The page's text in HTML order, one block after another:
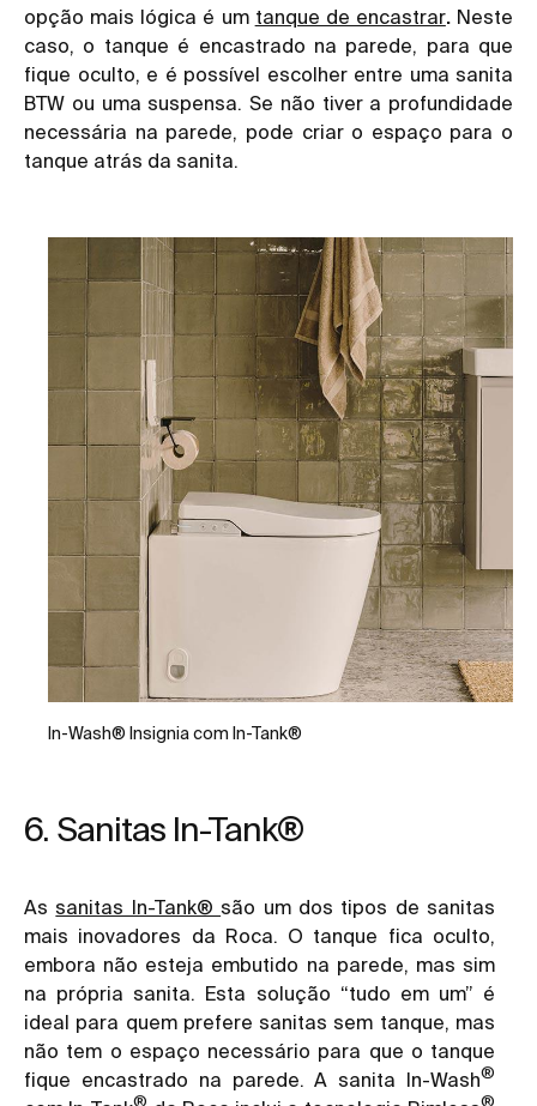
opção mais lógica é um tanque de encastrar. Neste
caso, o tanque é encastrado na parede, para que
fique oculto, e é possível escolher entre uma sanita
BTW ou uma suspensa. Se não tiver a profundidade
necessária na parede, pode criar o espaço para o
tanque atrás da sanita.
In-Wash® Insignia com In-Tank®
6. Sanitas In-Tank®
As sanitas In-Tank® são um dos tipos de sanitas
mais inovadores da Roca. O tanque fica oculto,
embora não esteja embutido na parede, mas sim
na própria sanita. Esta solução “tudo em um” é
ideal para quem prefere sanitas sem tanque, mas
não tem o espaço necessário para que o tanque
fique encastrado na parede. A sanita In-Wash®
® ®